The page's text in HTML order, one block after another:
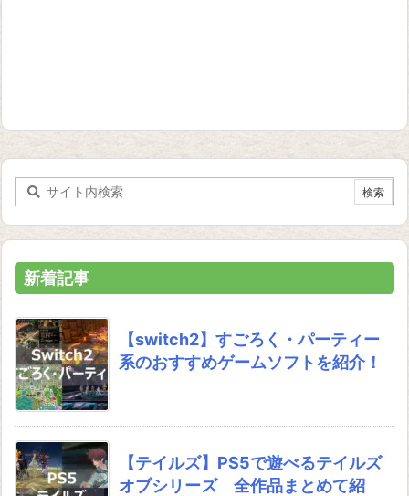
新着記事
【switch2】すごろく・パーティー
系のおすすめゲームソフトを紹介！
【テイルズ】PS5で遊べるテイルズ
オブシリーズ 全作品まとめて紹